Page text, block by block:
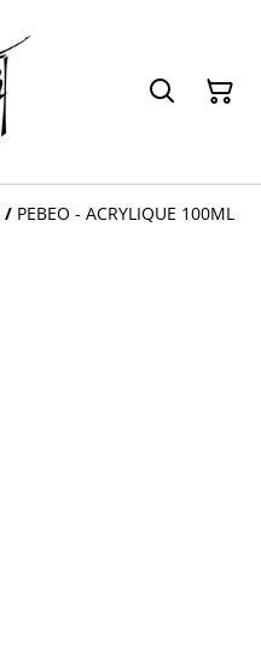
/ PEBEO - ACRYLIQUE 100ML